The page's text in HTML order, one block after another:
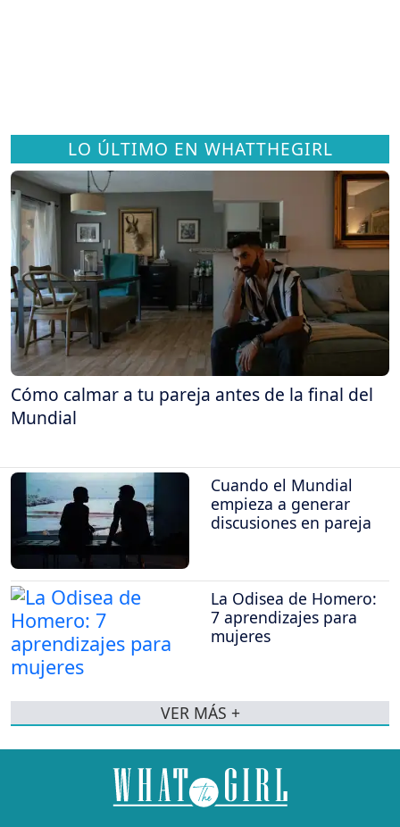
LO ÚLTIMO EN WHATTHEGIRL
Cómo calmar a tu pareja antes de la final del
Mundial
Cuando el Mundial
empieza a generar
discusiones en pareja
La Odisea de Homero:
7 aprendizajes para
mujeres
VER MÁS +